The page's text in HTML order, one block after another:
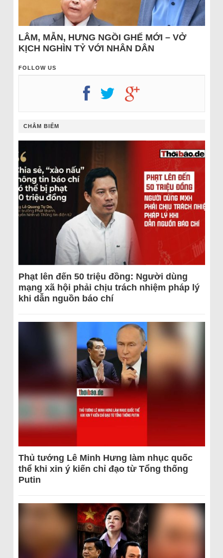
LÂM, MẪN, HƯNG NGỒI GHẾ MỚI – VỞ
KỊCH NGHÌN TỶ VỚI NHÂN DÂN
FOLLOW US
CHÂM BIẾM
Phạt lên đến 50 triệu đồng: Người dùng
mạng xã hội phải chịu trách nhiệm pháp lý
khi dẫn nguồn báo chí
Thủ tướng Lê Minh Hưng làm nhục quốc
thể khi xin ý kiến chỉ đạo từ Tổng thống
Putin